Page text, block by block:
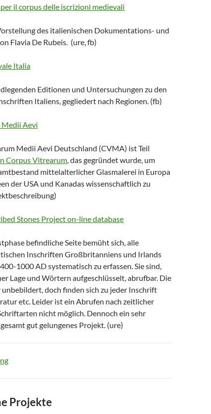
il corpus delle iscrizioni medievali
des italienischen Dokumentations- und
Flavia De Rubeis. (ure, fb)
Italia
Editionen und Untersuchungen zu den
Italiens, gegliedert nach Regionen. (fb)
Aevi
Medii Aevi Deutschland (CVMA) ist Teil
Corpus Vitrearum, das gegründet wurde, um
mittelalterlicher Glasmalerei in Europa
der USA und Kanadas wissenschaftlich zu
Stones Project on-line database
befindliche Seite bemüht sich, alle
Inschriften Großbritanniens und Irlands
1000 AD systematisch zu erfassen. Sie sind,
Lage und Wörtern aufgeschlüsselt, abrufbar. Die
unbebildert, doch finden sich zu jeder Inschrift
etc. Leider ist ein Abrufen nach zeitlicher
nicht möglich. Dennoch ein sehr
gut gelungenes Projekt. (ure)
Projekte